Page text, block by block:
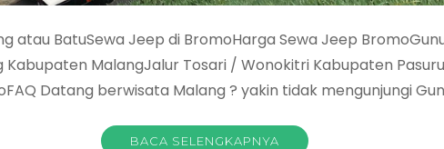
atau BatuSewa Jeep di BromoHarga Sewa Jeep
Kabupaten MalangJalur Tosari / Wonokitri Kabupaten
Datang berwisata Malang ? yakin tidak mengunjungi
BACA SELENGKAPNYA